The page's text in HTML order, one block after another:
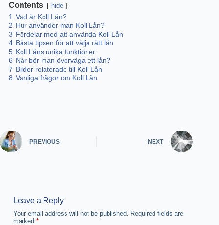
Contents hide
1 Vad är Koll Lån?
2 Hur använder man Koll Lån?
3 Fördelar med att använda Koll Lån
4 Bästa tipsen för att välja rätt lån
5 Koll Låns unika funktioner
6 När bör man överväga ett lån?
7 Bilder relaterade till Koll Lån
8 Vanliga frågor om Koll Lån
PREVIOUS NEXT
Leave a Reply
Your email address will not be published. Required fields are
marked *